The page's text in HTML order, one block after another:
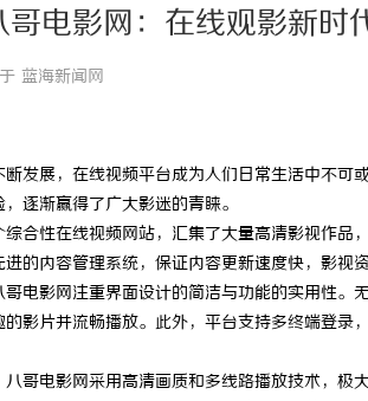
哥电影网：在线观影新时
蓝海新闻网
断发展，在线视频平台成为人们日常生活中不可
逐渐赢得了广大影迷的青睐。
合性在线视频网站，汇集了大量高清影视作
的内容管理系统，保证内容更新速度快，影视
电影网注重界面设计的简洁与功能的实用性
影片并流畅播放。此外，平台支持多终端登
八哥电影网采用高清画质和多线路播放技术，